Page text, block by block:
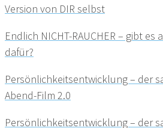
Version von DIR selbst
Endlich NICHT-RAUCHER – gibt
dafür?
Persönlichkeitsentwicklung – der
Abend-Film 2.0
Persönlichkeitsentwicklung – der